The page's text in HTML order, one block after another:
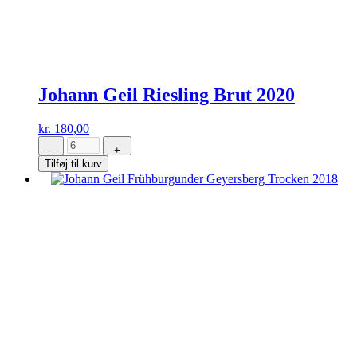
Johann Geil Riesling Brut 2020
kr. 180,00
-
Johann
Geil
Riesling
+
Tilføj til kurv